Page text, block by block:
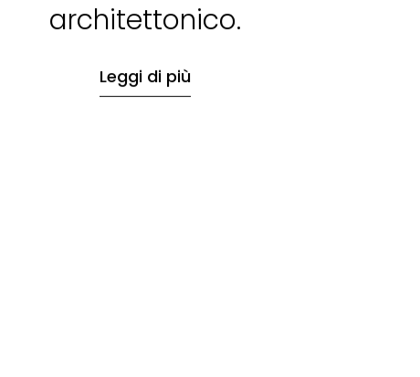
architettonico.
Leggi di più